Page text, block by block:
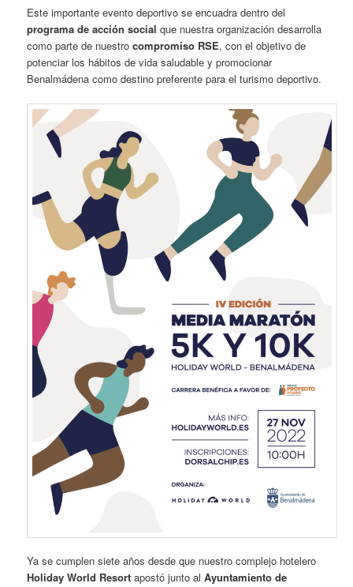
Este importante evento deportivo se encuadra dentro del
programa de acción socialque nuestra organización desarrolla
como parte de nuestrocompromiso RSE, con el objetivo de
potenciar los hábitos de vida saludable y promocionar
Benalmádena como destino preferente para el turismo deportivo.
Ya se cumplen siete años desde que nuestro complejo hotelero
Holiday World Resort apostó junto alAyuntamiento de